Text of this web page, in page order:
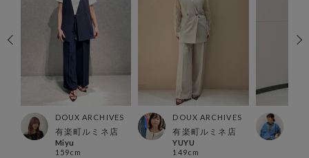
DOUX ARCHIVES
有楽町ルミネ店
Miyu
159cm
DOUX ARCHIVES
有楽町ルミネ店
YUYU
149cm